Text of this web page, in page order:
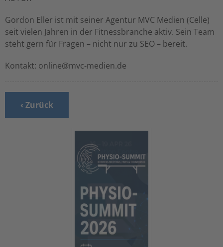
Gordon Eller ist mit seiner Agentur MVC Medien (Celle)
seit vielen Jahren in der Fitnessbranche aktiv. Sein Team
steht gern für Fragen – nicht nur zu SEO – bereit.
Kontakt: online@mvc-medien.de
‹ Zurück